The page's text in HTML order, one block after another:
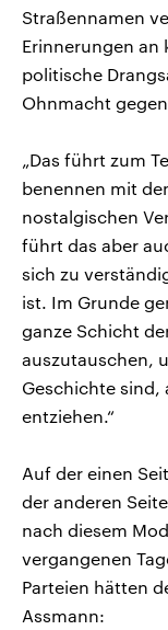
Straßennamen
Erinnerungen an
politische
Ohnmacht
„Das führt zum
benennen mit
nostalgischen
führt das aber
sich zu
ist. Im Grunde
ganze Schicht
auszutauschen,
Geschichte sind,
entziehen.“
Auf der einen
der anderen
nach diesem
vergangenen
Parteien hätten
Assmann: